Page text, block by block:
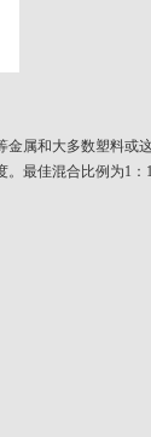
属和大多数塑料或
最佳混合比例为1